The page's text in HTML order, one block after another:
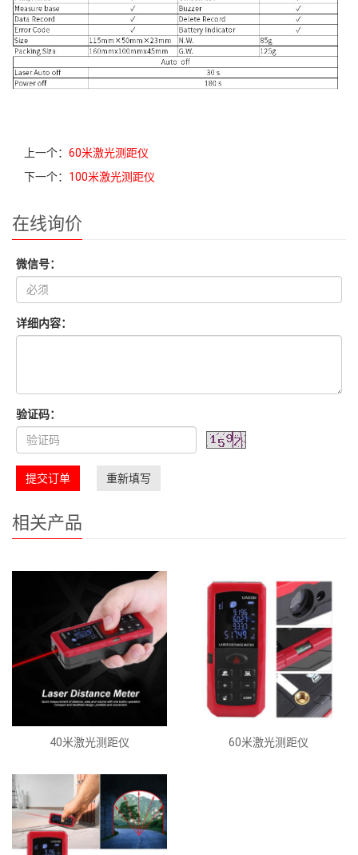
上一个： 60米激光测距仪
下一个： 100米激光测距仪
在线询价
微信号：
详细内容：
验证码：
提交订单 重新填写
相关产品
40米激光测距仪 60米激光测距仪